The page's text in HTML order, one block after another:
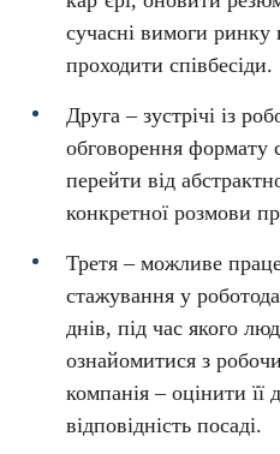
сучасні вимоги ринку
проходити співбесіди.
Друга – зустрічі із
обговорення формату
перейти від
конкретної розмови
Третя – можливе
стажування у
днів, під час якого
ознайомитися з
компанія – оцінити її
відповідність посаді.